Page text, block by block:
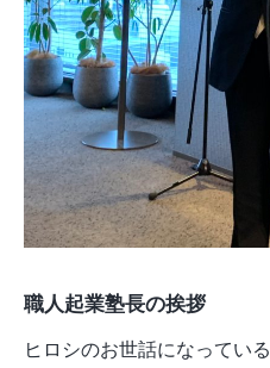
職人起業塾長の挨拶
ヒロシのお世話になっている